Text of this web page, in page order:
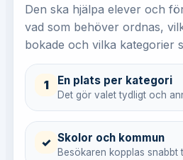
Den ska hjälpa elever och
vad som behöver ordnas,
bokade och vilka kategorier
1 En plats per kategori
Det gör valet tydligt och
✓ Skolor och kommun
Besökaren kopplas snabbt